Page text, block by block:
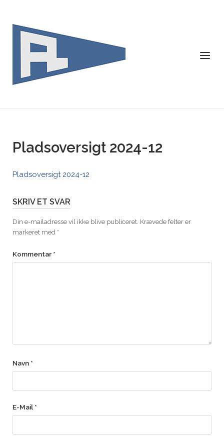
content
Menu
Pladsoversigt 2024-12
Pladsoversigt 2024-12
SKRIV ET SVAR
Din e-mailadresse vil ikke blive publiceret. Krævede felter er
markeret med *
Kommentar *
Navn *
E-Mail *